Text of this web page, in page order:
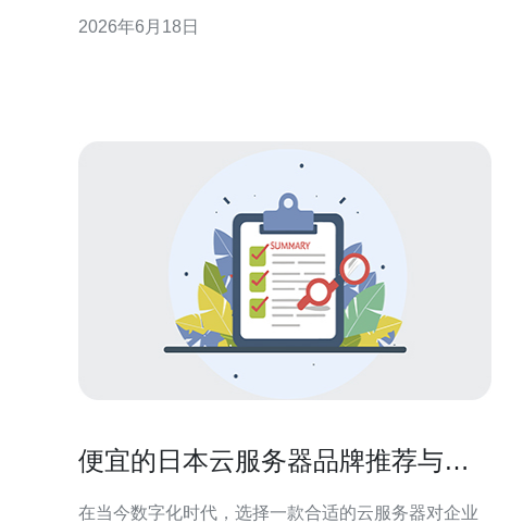
2.5Mbps，总带宽≈500Mbps。 必须考虑域名解析、证
2026年6月18日
便宜的日本云服务器品牌推荐与使
在当今数字化时代，选择一款合适的云服务器对企业